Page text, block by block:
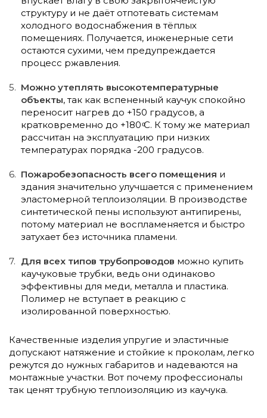
структуру и не даёт отпотевать системам
холодного водоснабжения в тёплых
помещениях. Получается, инженерные сети
остаются сухими, чем предупреждается
процесс ржавления.
Можно утеплять высокотемпературные
объекты, так как вспененный каучук спокойно
переносит нагрев до +150 градусов, а
кратковременно до +180 ͦС. К тому же материал
рассчитан на эксплуатацию при низких
температурах порядка -200 градусов.
Пожаробезопасность всего помещения и
здания значительно улучшается с применением
эластомерной теплоизоляции. В производстве
синтетической пены используют антипирены,
потому материал не воспламеняется и быстро
затухает без источника пламени.
Для всех типов трубопроводов можно купить
каучуковые трубки, ведь они одинаково
эффективны для меди, металла и пластика.
Полимер не вступает в реакцию с
изолированной поверхностью.
Качественные изделия упругие и эластичные
допускают натяжение и стойкие к проколам, легко
режутся до нужных габаритов и надеваются на
монтажные участки. Вот почему профессионалы
так ценят трубную теплоизоляцию из каучука.